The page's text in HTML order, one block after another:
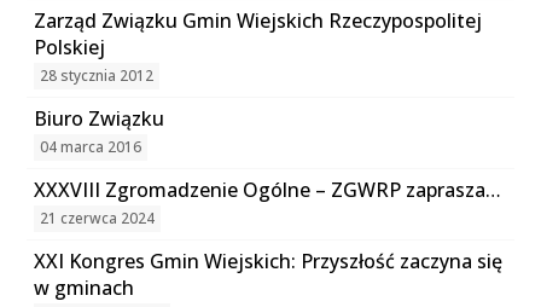
Zarząd Związku Gmin Wiejskich Rzeczypospolitej
Polskiej
28 stycznia 2012
Biuro Związku
04 marca 2016
XXXVIII Zgromadzenie Ogólne – ZGWRP zaprasza…
21 czerwca 2024
XXI Kongres Gmin Wiejskich: Przyszłość zaczyna się
w gminach